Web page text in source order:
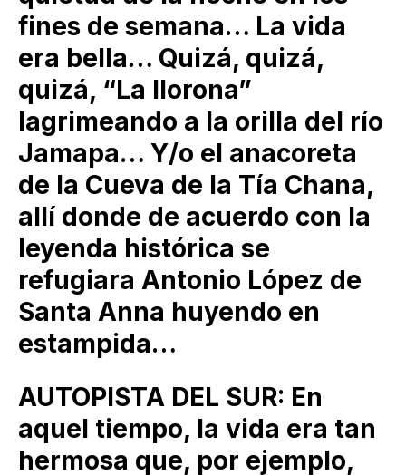
fines de semana… La vida
era bella… Quizá, quizá,
quizá, “La llorona”
lagrimeando a la orilla del río
Jamapa… Y/o el anacoreta
de la Cueva de la Tía Chana,
allí donde de acuerdo con la
leyenda histórica se
refugiara Antonio López de
Santa Anna huyendo en
estampida…
AUTOPISTA DEL SUR: En
aquel tiempo, la vida era tan
hermosa que, por ejemplo,